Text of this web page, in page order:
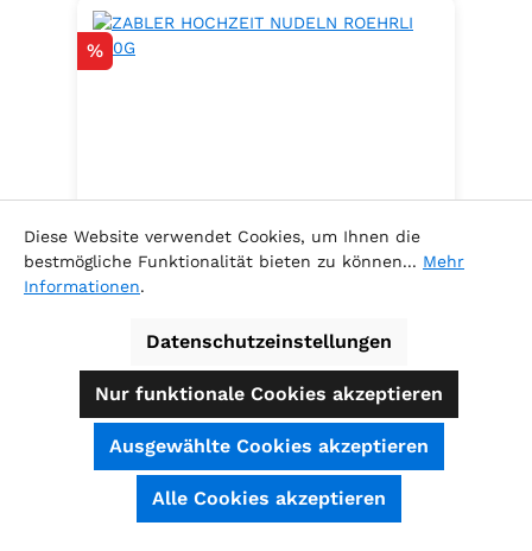
Rabatt
%
ROEHRLI 500G
Kilogramm )
Verkaufspreis:
Regulärer Preis:
Diese Website verwendet Cookies, um Ihnen die
bestmögliche Funktionalität bieten zu können... Mehr
Informationen.
Datenschutzeinstellungen
Nur funktionale Cookies akzeptieren
Ausgewählte Cookies akzeptieren
Alle Cookies akzeptieren
SEHR GUT (4.74 / 5)
Bewertungen bei: shopauskunft.de, ausgezeichnet.org, shopvote.de ⓘ
Informationen zur Echtheit der Bewertungen